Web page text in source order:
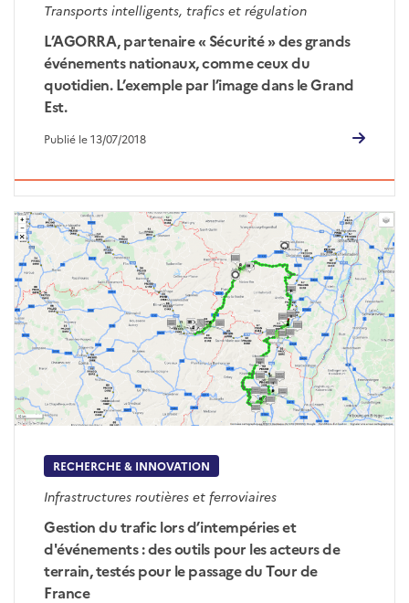
Transports intelligents, trafics et régulation
L’AGORRA, partenaire « Sécurité » des grands
événements nationaux, comme ceux du
quotidien. L’exemple par l’image dans le Grand
Est.
Publié le 13/07/2018
RECHERCHE & INNOVATION
Infrastructures routières et ferroviaires
Gestion du trafic lors d’intempéries et
d'événements : des outils pour les acteurs de
terrain, testés pour le passage du Tour de
France